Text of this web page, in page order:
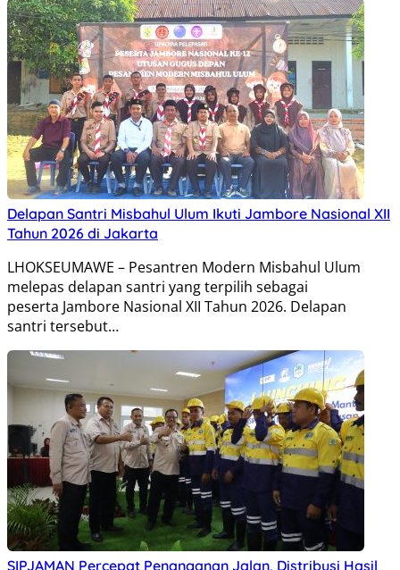
Delapan Santri Misbahul Ulum Ikuti Jambore Nasional XII
Tahun 2026 di Jakarta
LHOKSEUMAWE – Pesantren Modern Misbahul Ulum
melepas delapan santri yang terpilih sebagai
peserta Jambore Nasional XII Tahun 2026. Delapan
santri tersebut…
SIPJAMAN Percepat Penanganan Jalan, Distribusi Hasil